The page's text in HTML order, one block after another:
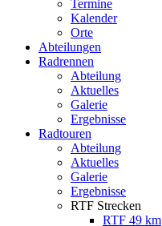
Termine
Kalender
Orte
Abteilungen
Radrennen
Abteilung
Aktuelles
Galerie
Ergebnisse
Radtouren
Abteilung
Aktuelles
Galerie
Ergebnisse
RTF Strecken
RTF 49 km